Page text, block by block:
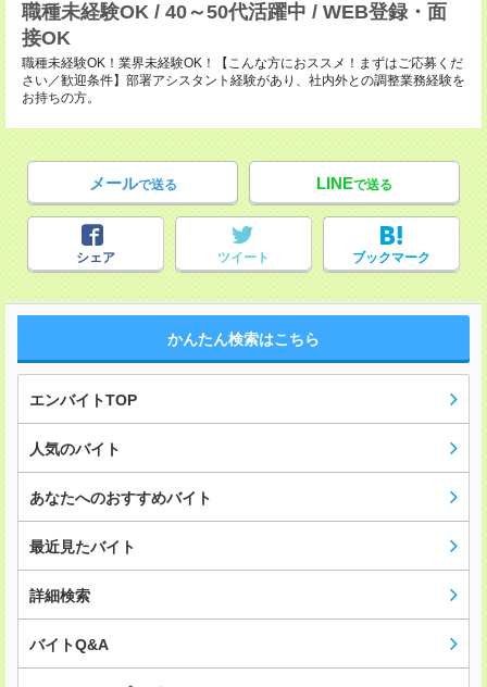
職種未経験OK / 40～50代活躍中 / WEB登録・面
接OK
職種未経験OK！業界未経験OK！【こんな方におススメ！まずはご応募くだ
さい／歓迎条件】部署アシスタント経験があり、社内外との調整業務経験を
お持ちの方。
メールで送る LINEで送る
シェア ツイート ブックマーク
かんたん検索はこちら
エンバイトTOP
人気のバイト
あなたへのおすすめバイト
最近見たバイト
詳細検索
バイトQ&A